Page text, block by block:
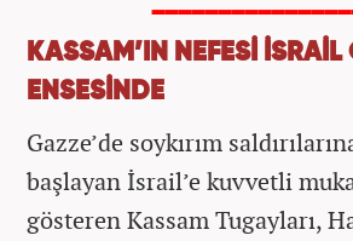
KASSAM’IN NEFESİ İSRAİL
ENSESİNDE
Gazze’de soykırım
başlayan İsrail’e kuvvetli
gösteren Kassam Tugayları,